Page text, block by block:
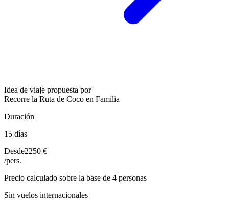
Idea de viaje propuesta por
Recorre la Ruta de Coco en Familia
Duración
15 días
Desde2250 €
/pers.
Precio calculado sobre la base de 4 personas
Sin vuelos internacionales